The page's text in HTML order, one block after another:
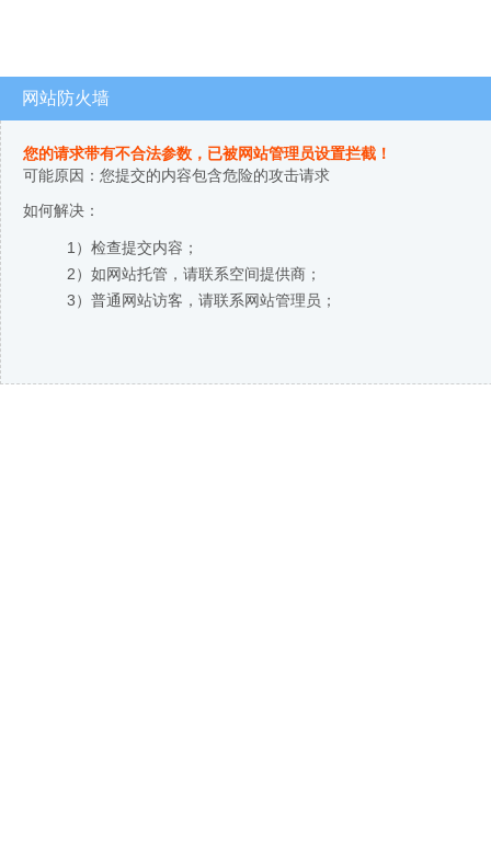
网站防火墙
您的请求带有不合法参数，已被网站管理员设置拦截！
可能原因：您提交的内容包含危险的攻击请求
如何解决：
1）检查提交内容；
2）如网站托管，请联系空间提供商；
3）普通网站访客，请联系网站管理员；